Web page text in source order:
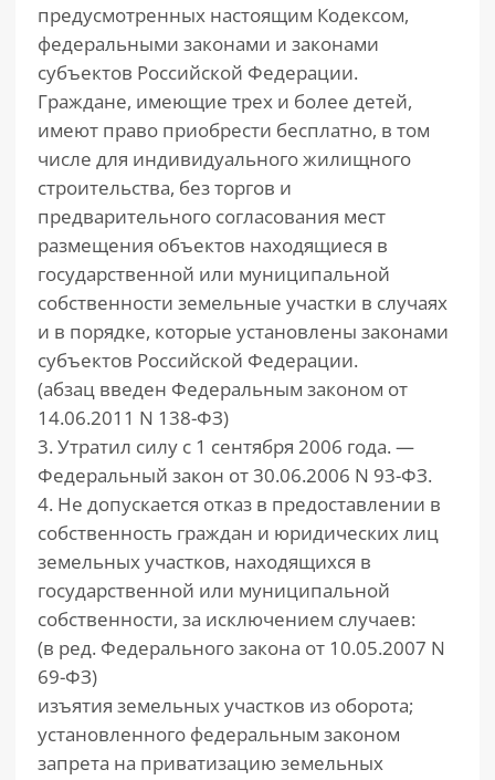
предусмотренных настоящим Кодексом,
федеральными законами и законами
субъектов Российской Федерации.
Граждане, имеющие трех и более детей,
имеют право приобрести бесплатно, в том
числе для индивидуального жилищного
строительства, без торгов и
предварительного согласования мест
размещения объектов находящиеся в
государственной или муниципальной
собственности земельные участки в случаях
и в порядке, которые установлены законами
субъектов Российской Федерации.
(абзац введен Федеральным законом от
14.06.2011 N 138-ФЗ)
3. Утратил силу с 1 сентября 2006 года. —
Федеральный закон от 30.06.2006 N 93-ФЗ.
4. Не допускается отказ в предоставлении в
собственность граждан и юридических лиц
земельных участков, находящихся в
государственной или муниципальной
собственности, за исключением случаев:
(в ред. Федерального закона от 10.05.2007 N
69-ФЗ)
изъятия земельных участков из оборота;
установленного федеральным законом
запрета на приватизацию земельных